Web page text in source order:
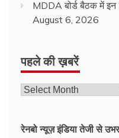
MDDA बोर्ड बैठक में इन
August 6, 2026
पहले की ख़बरें
रेनबो न्यूज़ इंडिया तेजी से